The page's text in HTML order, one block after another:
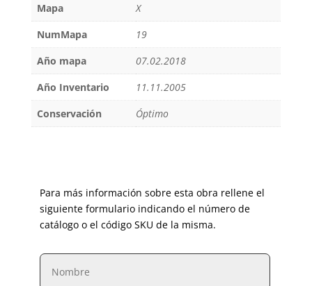
Mapa
X
NumMapa
19
Año mapa
07.02.2018
Año Inventario
11.11.2005
Conservación
Óptimo
Para más información sobre esta obra rellene el
siguiente formulario indicando el número de
catálogo o el código SKU de la misma.